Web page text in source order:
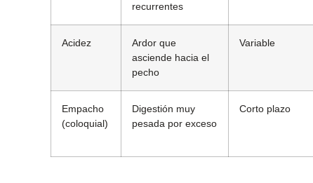
recurrentes
Acidez
Ardor que
asciende hacia el
pecho
Variable
Empacho
(coloquial)
Digestión muy
pesada por exceso
Corto plazo